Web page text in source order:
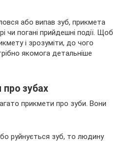
або випав зуб, прикмета
чи погані прийдешні події. Щоб
і зрозуміти, до чого
якомога детальніше
про зубах
прикмети про зуби. Вони
руйнується зуб, то людину